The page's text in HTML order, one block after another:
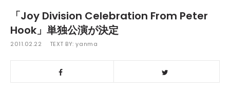
「Joy Division Celebration From Peter
Hook」単独公演が決定
2011.02.22 TEXT BY:yanma